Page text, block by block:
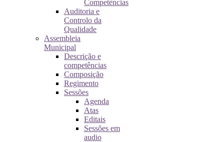
Competências
Auditoria e
Controlo da
Qualidade
Assembleia
Municipal
Descrição e
competências
Composição
Regimento
Sessões
Agenda
Atas
Editais
Sessões em
audio